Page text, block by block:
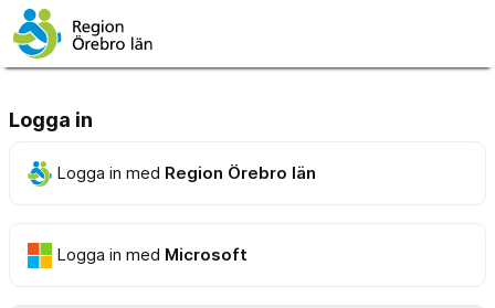
Logga in
Logga in med Region Örebro län
Logga in med Microsoft